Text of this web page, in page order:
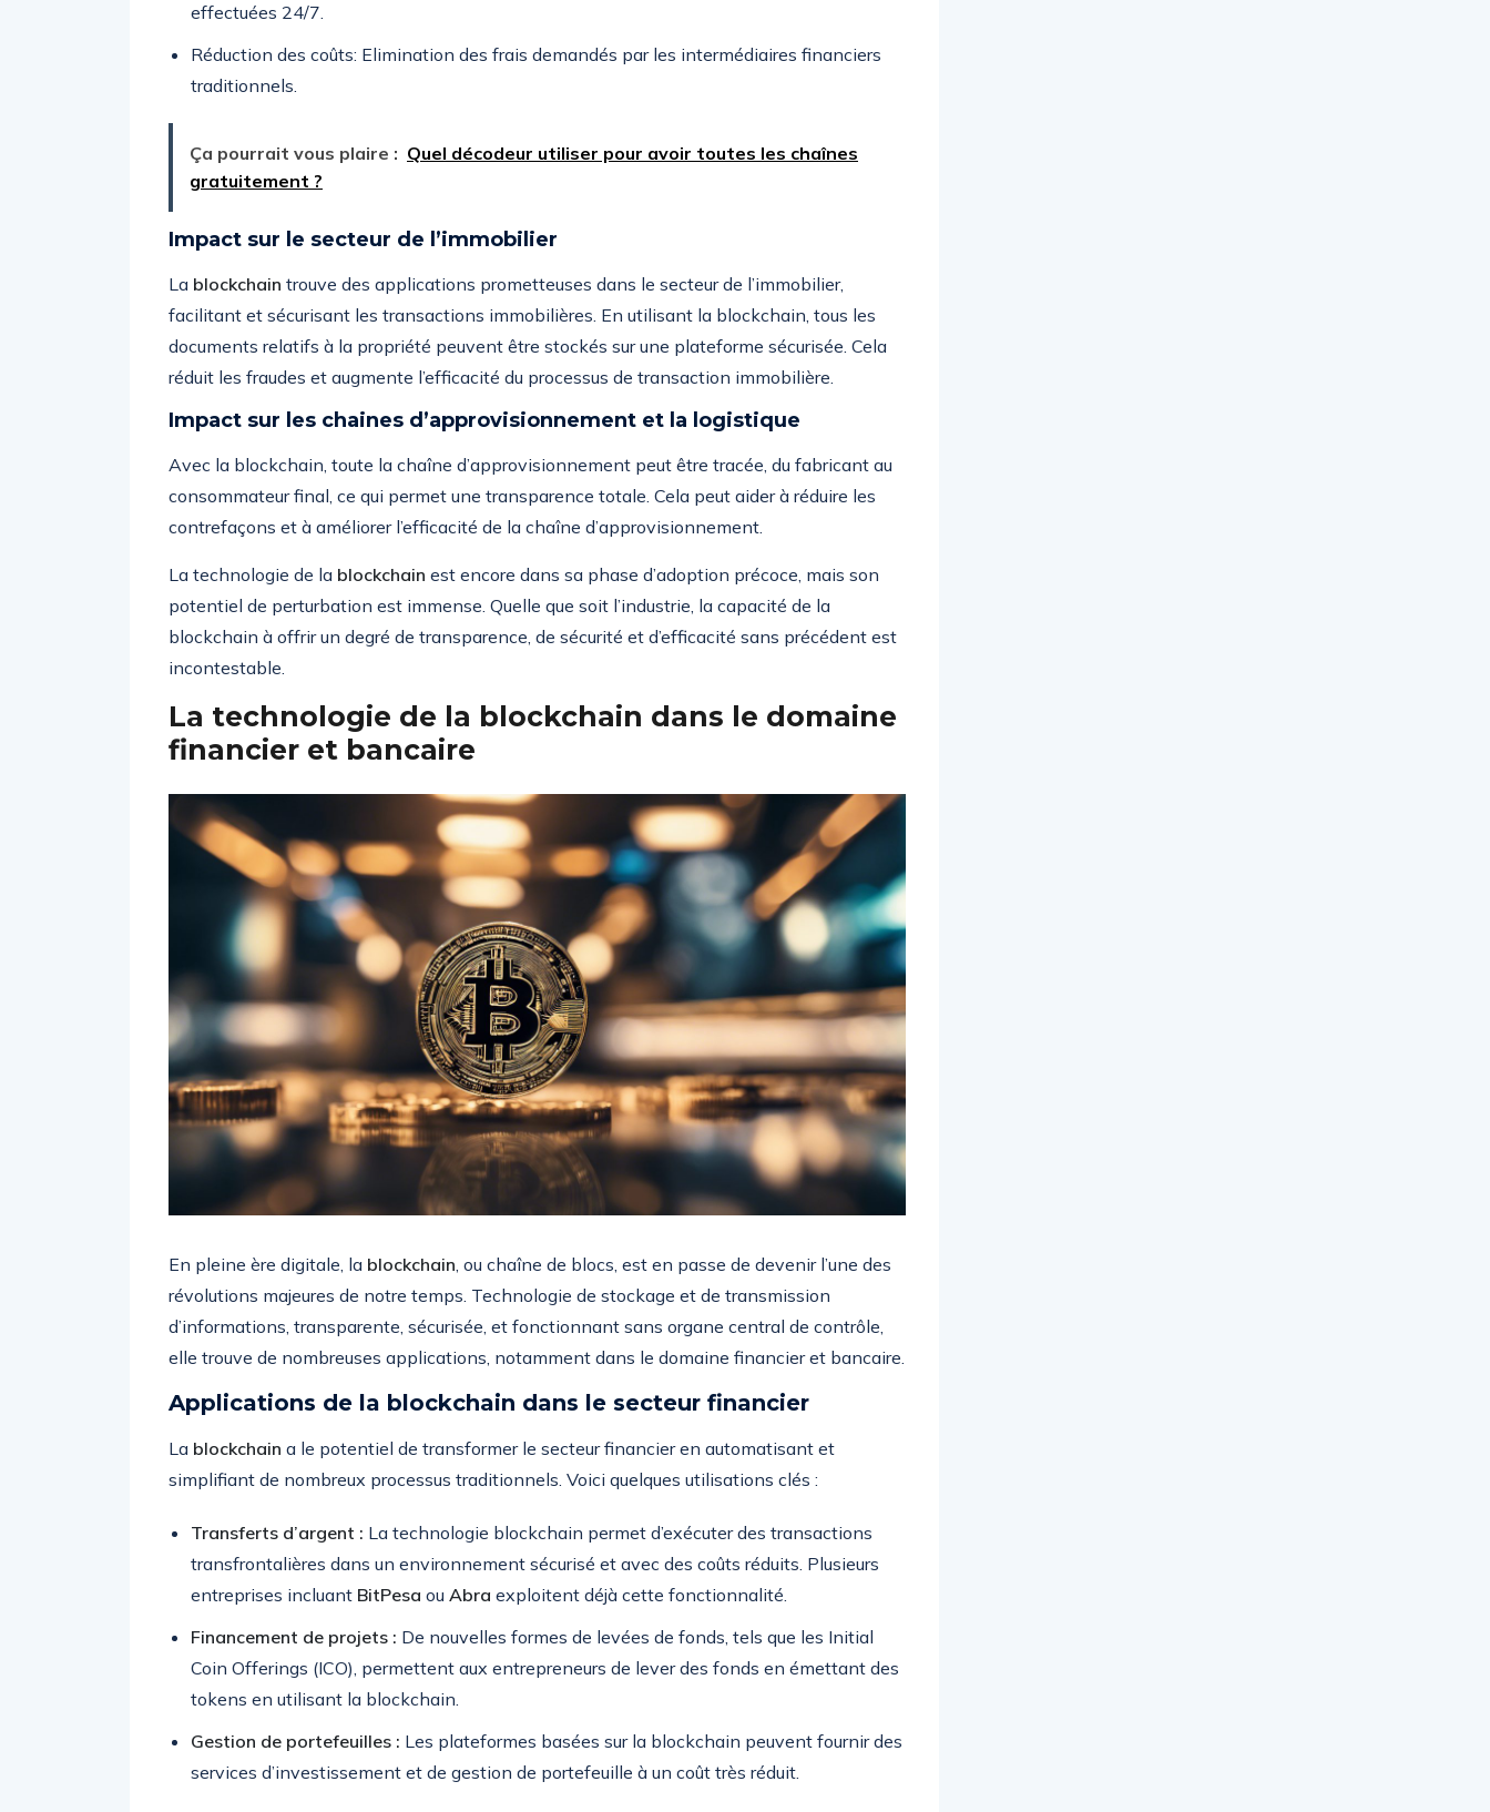
effectuées 24/7.
Réduction des coûts: Elimination des frais demandés par les intermédiaires financiers
traditionnels.
Ça pourrait vous plaire : Quel décodeur utiliser pour avoir toutes les chaînes
gratuitement ?
Impact sur le secteur de l’immobilier
La blockchain trouve des applications prometteuses dans le secteur de l’immobilier,
facilitant et sécurisant les transactions immobilières. En utilisant la blockchain, tous les
documents relatifs à la propriété peuvent être stockés sur une plateforme sécurisée. Cela
réduit les fraudes et augmente l’efficacité du processus de transaction immobilière.
Impact sur les chaines d’approvisionnement et la logistique
Avec la blockchain, toute la chaîne d’approvisionnement peut être tracée, du fabricant au
consommateur final, ce qui permet une transparence totale. Cela peut aider à réduire les
contrefaçons et à améliorer l’efficacité de la chaîne d’approvisionnement.
La technologie de la blockchain est encore dans sa phase d’adoption précoce, mais son
potentiel de perturbation est immense. Quelle que soit l’industrie, la capacité de la
blockchain à offrir un degré de transparence, de sécurité et d’efficacité sans précédent est
incontestable.
La technologie de la blockchain dans le domaine
financier et bancaire
En pleine ère digitale, la blockchain, ou chaîne de blocs, est en passe de devenir l’une des
révolutions majeures de notre temps. Technologie de stockage et de transmission
d’informations, transparente, sécurisée, et fonctionnant sans organe central de contrôle,
elle trouve de nombreuses applications, notamment dans le domaine financier et bancaire.
Applications de la blockchain dans le secteur financier
La blockchain a le potentiel de transformer le secteur financier en automatisant et
simplifiant de nombreux processus traditionnels. Voici quelques utilisations clés :
Transferts d’argent : La technologie blockchain permet d’exécuter des transactions
transfrontalières dans un environnement sécurisé et avec des coûts réduits. Plusieurs
entreprises incluant BitPesa ou Abra exploitent déjà cette fonctionnalité.
Financement de projets : De nouvelles formes de levées de fonds, tels que les Initial
Coin Offerings (ICO), permettent aux entrepreneurs de lever des fonds en émettant des
tokens en utilisant la blockchain.
Gestion de portefeuilles : Les plateformes basées sur la blockchain peuvent fournir des
services d’investissement et de gestion de portefeuille à un coût très réduit.